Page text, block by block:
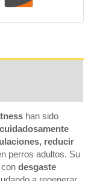
han sido
reducir
perros adultos. Su
condesgaste